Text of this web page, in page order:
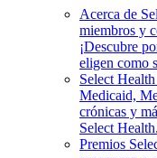
Acerca de
miembros y
¡Descubre
eligen como
Select
Medicaid,
crónicas y
Select Health.
Premios